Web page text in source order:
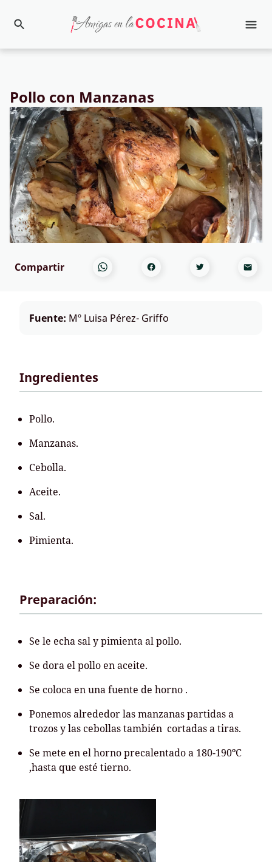
Pollo con Manzanas
Compartir
Fuente: Mº Luisa Pérez- Griffo
Ingredientes
Pollo.
Manzanas.
Cebolla.
Aceite.
Sal.
Pimienta.
Preparación:
Se le echa sal y pimienta al pollo.
Se dora el pollo en aceite.
Se coloca en una fuente de horno .
Ponemos alrededor las manzanas partidas a
trozos y las cebollas también cortadas a tiras.
Se mete en el horno precalentado a 180-190ºC
,hasta que esté tierno.